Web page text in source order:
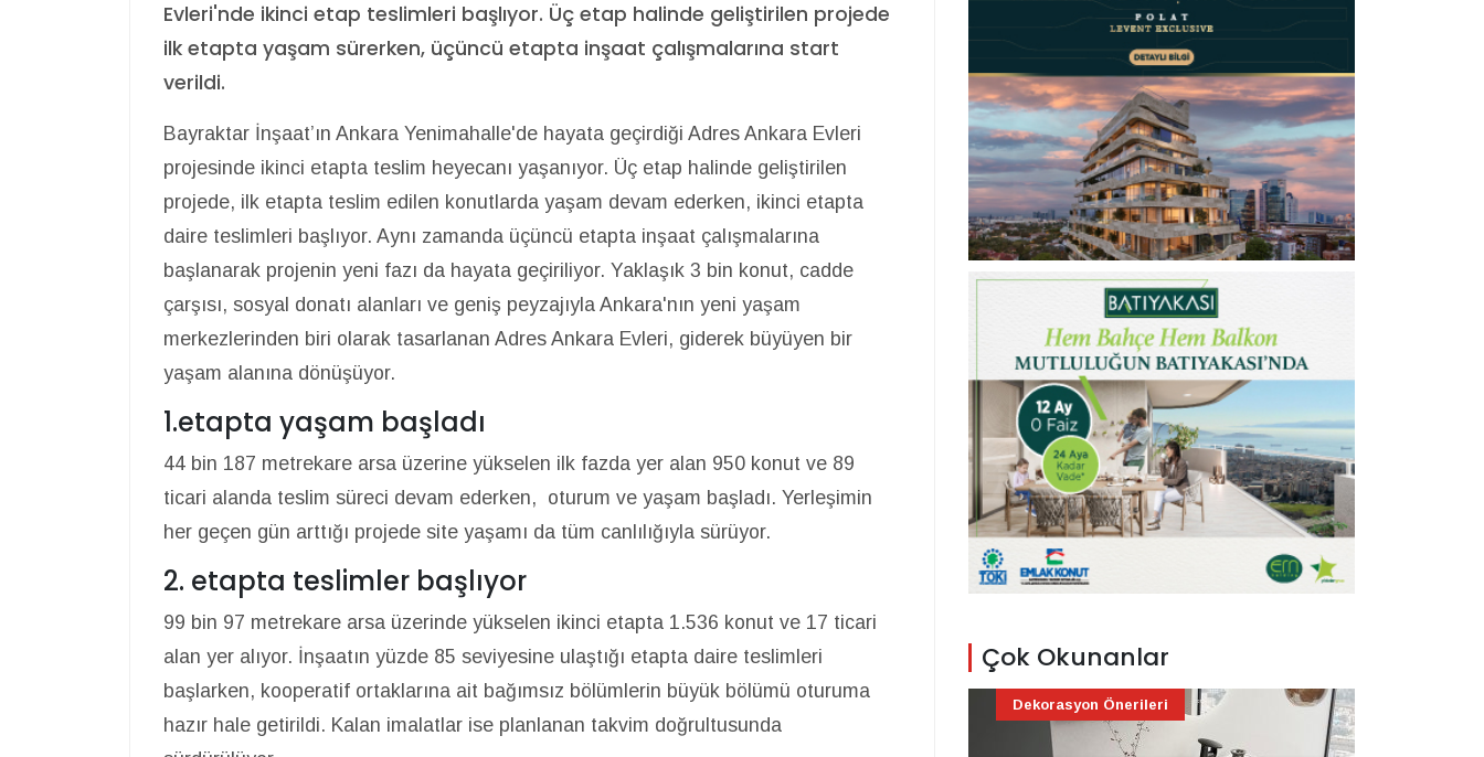
Evleri'nde ikinci etap teslimleri başlıyor. Üç etap halinde geliştirilen projede
ilk etapta yaşam sürerken, üçüncü etapta inşaat çalışmalarına start
verildi.
Bayraktar İnşaat’ın Ankara Yenimahalle'de hayata geçirdiği Adres Ankara Evleri
projesinde ikinci etapta teslim heyecanı yaşanıyor. Üç etap halinde geliştirilen
projede, ilk etapta teslim edilen konutlarda yaşam devam ederken, ikinci etapta
daire teslimleri başlıyor. Aynı zamanda üçüncü etapta inşaat çalışmalarına
başlanarak projenin yeni fazı da hayata geçiriliyor. Yaklaşık 3 bin konut, cadde
çarşısı, sosyal donatı alanları ve geniş peyzajıyla Ankara'nın yeni yaşam
merkezlerinden biri olarak tasarlanan Adres Ankara Evleri, giderek büyüyen bir
yaşam alanına dönüşüyor.
1.etapta yaşam başladı
44 bin 187 metrekare arsa üzerine yükselen ilk fazda yer alan 950 konut ve 89
ticari alanda teslim süreci devam ederken, oturum ve yaşam başladı. Yerleşimin
her geçen gün arttığı projede site yaşamı da tüm canlılığıyla sürüyor.
2. etapta teslimler başlıyor
99 bin 97 metrekare arsa üzerinde yükselen ikinci etapta 1.536 konut ve 17 ticari
alan yer alıyor. İnşaatın yüzde 85 seviyesine ulaştığı etapta daire teslimleri
başlarken, kooperatif ortaklarına ait bağımsız bölümlerin büyük bölümü oturuma
hazır hale getirildi. Kalan imalatlar ise planlanan takvim doğrultusunda
Çok Okunanlar
Dekorasyon Önerileri